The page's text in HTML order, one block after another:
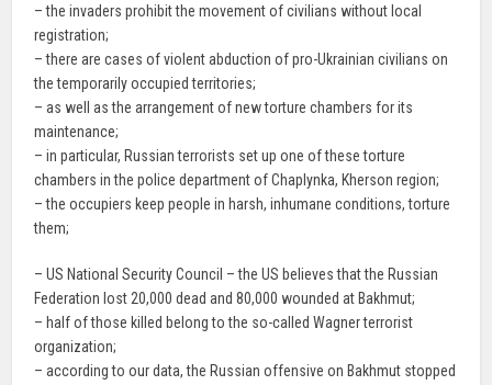
– the invaders prohibit the movement of civilians without local
registration;
– there are cases of violent abduction of pro-Ukrainian civilians on
the temporarily occupied territories;
– as well as the arrangement of new torture chambers for its
maintenance;
– in particular, Russian terrorists set up one of these torture
chambers in the police department of Chaplynka, Kherson region;
– the occupiers keep people in harsh, inhumane conditions, torture
them;
– US National Security Council – the US believes that the Russian
Federation lost 20,000 dead and 80,000 wounded at Bakhmut;
– half of those killed belong to the so-called Wagner terrorist
organization;
– according to our data, the Russian offensive on Bakhmut stopped